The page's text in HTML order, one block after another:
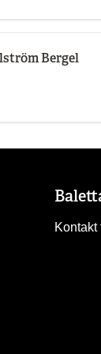
Bergel
Kontakt